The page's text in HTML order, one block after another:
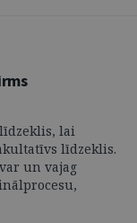
lai
līdzeklis.
un vajag